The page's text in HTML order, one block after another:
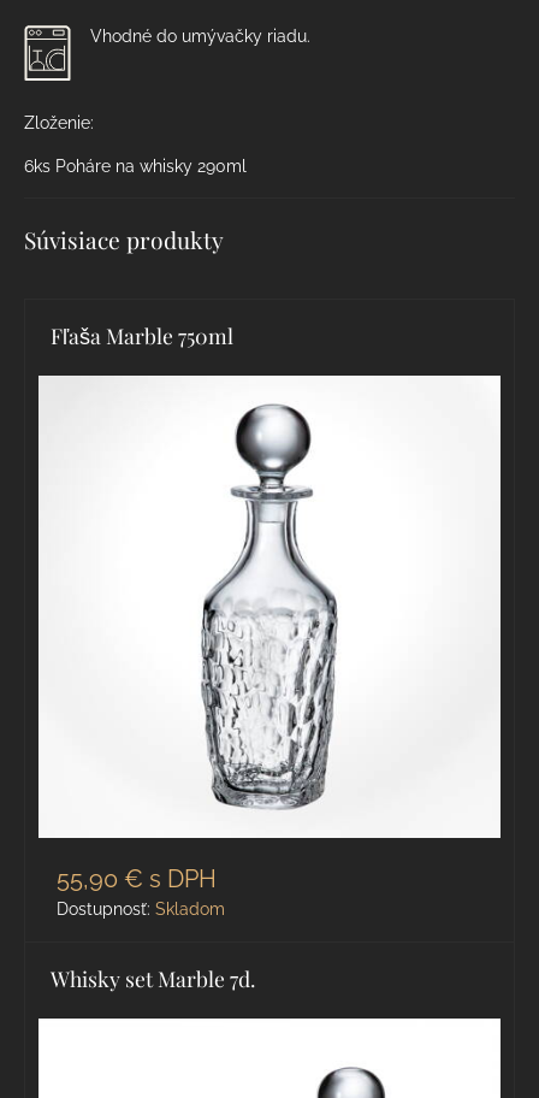
Vhodné do umývačky riadu.
Zloženie:
6ks Poháre na whisky 290ml
Súvisiace produkty
Fľaša Marble 750ml
55,90 € s DPH
Dostupnosť: Skladom
Whisky set Marble 7d.